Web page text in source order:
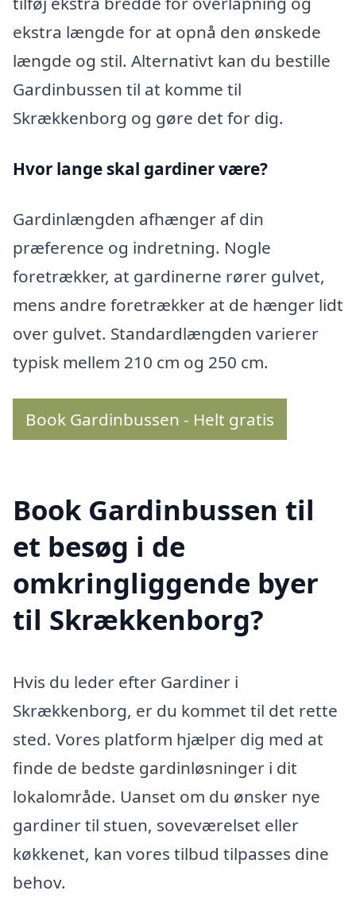
ekstra længde for at opnå den ønskede
længde og stil. Alternativt kan du bestille
Gardinbussen til at komme til
Skrækkenborg og gøre det for dig.
Hvor lange skal gardiner være?
Gardinlængden afhænger af din
præference og indretning. Nogle
foretrækker, at gardinerne rører gulvet,
mens andre foretrækker at de hænger lidt
over gulvet. Standardlængden varierer
typisk mellem 210 cm og 250 cm.
Book Gardinbussen - Helt gratis
Book Gardinbussen til
et besøg i de
omkringliggende byer
til Skrækkenborg?
Hvis du leder efter Gardiner i
Skrækkenborg, er du kommet til det rette
sted. Vores platform hjælper dig med at
finde de bedste gardinløsninger i dit
lokalområde. Uanset om du ønsker nye
gardiner til stuen, soveværelset eller
køkkenet, kan vores tilbud tilpasses dine
behov.